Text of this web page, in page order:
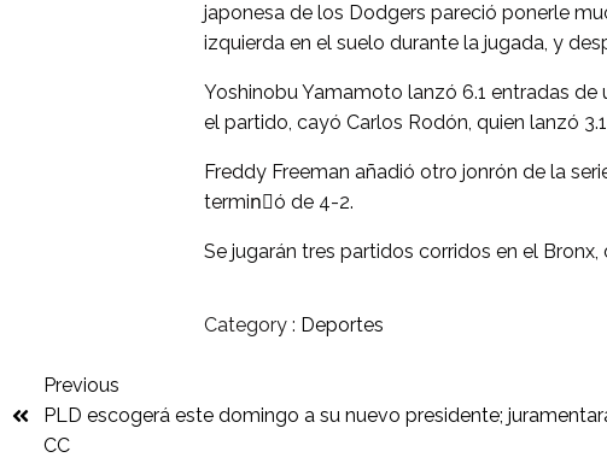
japonesa de los Dodgers pareció ponerle
izquierda en el suelo durante la jugada, y
Yoshinobu Yamamoto lanzó 6.1 entradas
el partido, cayó Carlos Rodón, quien lanzó
Freddy Freeman añadió otro jonrón de la
terminٌó de 4-2.
Se jugarán tres partidos corridos en el
Category : Deportes
Previous
PLD escogerá este domingo a su nuevo presidente;
CC